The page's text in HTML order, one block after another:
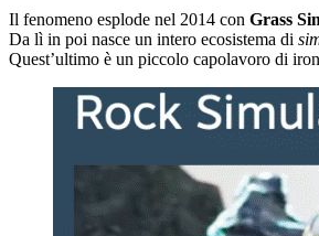
Il fenomeno esplode nel 2014 con Grass
Da lì in poi nasce un intero ecosistema di
Quest’ultimo è un piccolo capolavoro di